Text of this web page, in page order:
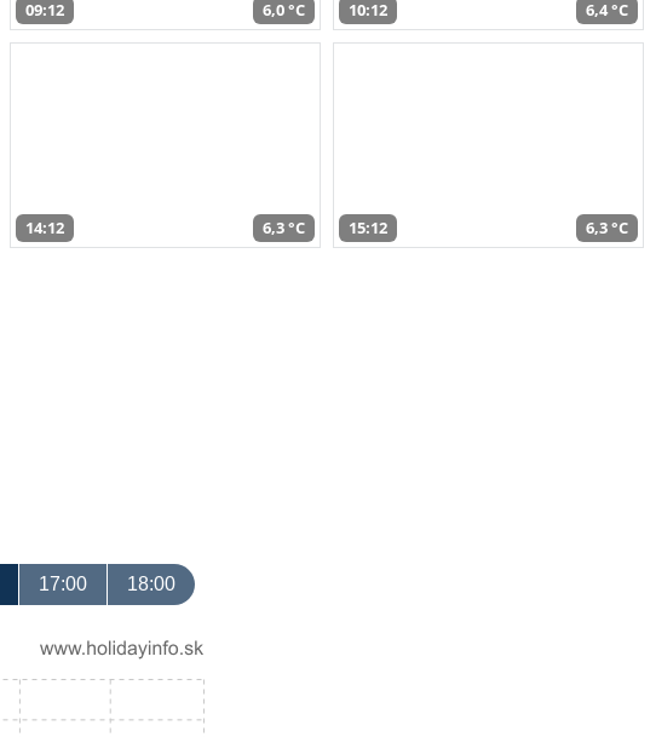
09:12 6,0 °C 10:12 6,4 °C
14:12 6,3 °C 15:12 6,3 °C
17:00 18:00